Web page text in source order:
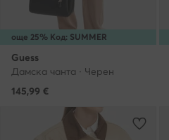
още 25% Код: SUMMER
Guess
Дамска чанта · Черен
145,99 €